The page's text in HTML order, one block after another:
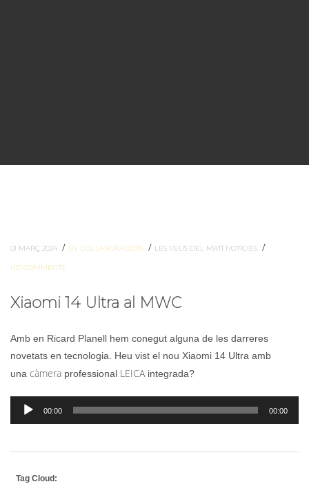
01 MARÇ 2024 / BY COL·LABORADORS / LES VEUS DEL MATÍ NOTÍCIES /
NO COMMENTS
Xiaomi 14 Ultra al MWC
Amb en Ricard Planell hem conegut alguna de les darreres
novetats en tecnologia. Heu vist el nou Xiaomi 14 Ultra amb
una càmera professional LEICA integrada?
Reproductor
d'àudio
00:00 00:00
Tag Cloud: